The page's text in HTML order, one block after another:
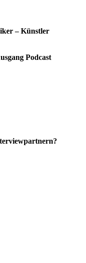
– Künstler
Podcast